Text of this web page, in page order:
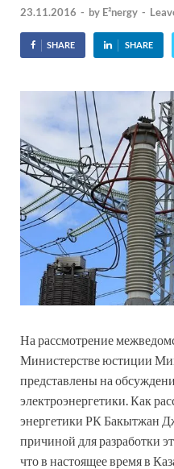
23.11.2016 - by E²nergy -
SHARE SHARE
На рассмотрение
Министерстве юстиции
представлены на
электроэнергетики. Как
энергетики РК Бакытжан
причиной для разработки
что в настоящее время в